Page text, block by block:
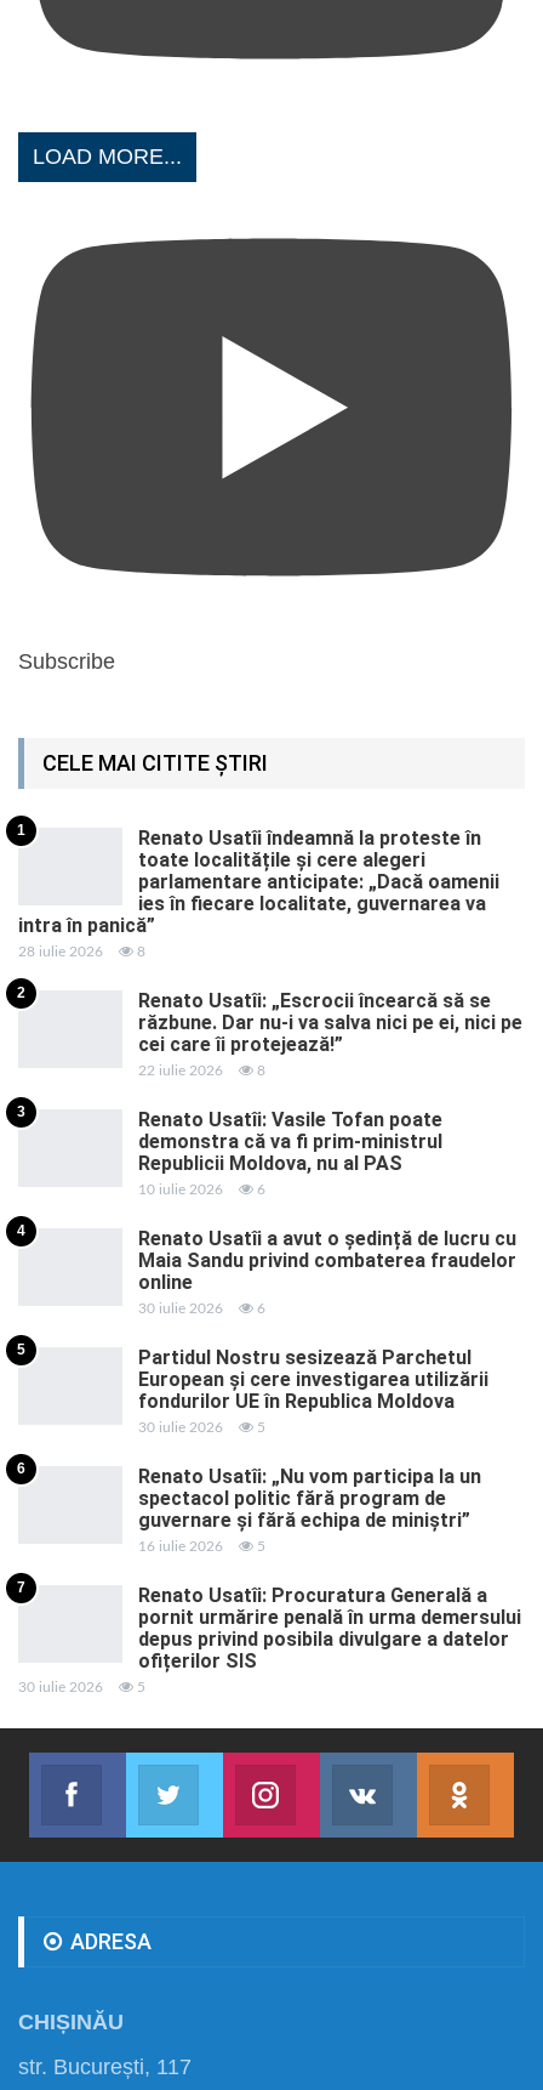
LOAD MORE...
Subscribe
CELE MAI CITITE ȘTIRI
1
Renato Usatîi îndeamnă la proteste în
toate localitățile și cere alegeri
parlamentare anticipate: „Dacă oamenii
ies în fiecare localitate, guvernarea va
intra în panică”
28 iulie 2026 8
2
Renato Usatîi: „Escrocii încearcă să se
răzbune. Dar nu-i va salva nici pe ei, nici pe
cei care îi protejează!”
22 iulie 2026 8
3
Renato Usatîi: Vasile Tofan poate
demonstra că va fi prim-ministrul
Republicii Moldova, nu al PAS
10 iulie 2026 6
4
Renato Usatîi a avut o ședință de lucru cu
Maia Sandu privind combaterea fraudelor
online
30 iulie 2026 6
5
Partidul Nostru sesizează Parchetul
European și cere investigarea utilizării
fondurilor UE în Republica Moldova
30 iulie 2026 5
6
Renato Usatîi: „Nu vom participa la un
spectacol politic fără program de
guvernare și fără echipa de miniștri”
16 iulie 2026 5
7
Renato Usatîi: Procuratura Generală a
pornit urmărire penală în urma demersului
depus privind posibila divulgare a datelor
ofițerilor SIS
30 iulie 2026 5
Facebook
Abonează-te
Twitter
Join us on TwitterJoin us on Instagram
Abonează-te
ADRESA
CHIȘINĂU
str. București, 117